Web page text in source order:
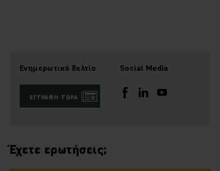
Ενημερωτικό δελτίο
ΕΓΓΡΑΦΉ ΤΏΡΑ
Social Media
Έχετε ερωτήσεις;